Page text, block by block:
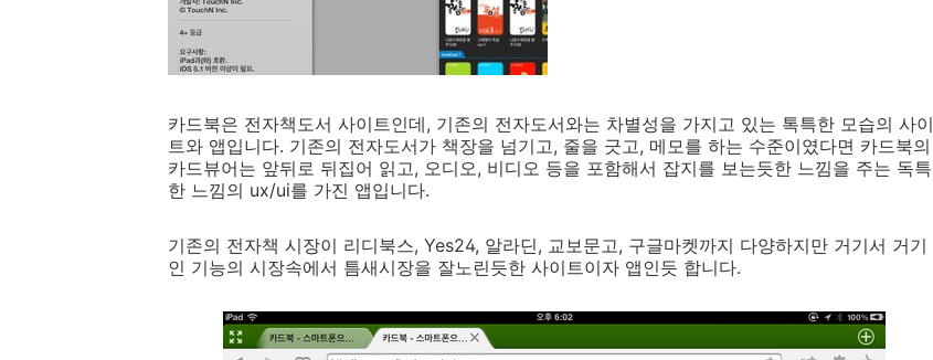
카드북은 전자책도서 사이트인데, 기존의 전자도서와는 차별성을 가지고 있는 톡특한 모습의 사이
트와 앱입니다. 기존의 전자도서가 책장을 넘기고, 줄을 긋고, 메모를 하는 수준이였다면 카드북의
카드뷰어는 앞뒤로 뒤집어 읽고, 오디오, 비디오 등을 포함해서 잡지를 보는듯한 느낌을 주는 독특
한 느낌의 ux/ui를 가진 앱입니다.
기존의 전자책 시장이 리디북스, Yes24, 알라딘, 교보문고, 구글마켓까지 다양하지만 거기서 거기
인 기능의 시장속에서 틈새시장을 잘노린듯한 사이트이자 앱인듯 합니다.